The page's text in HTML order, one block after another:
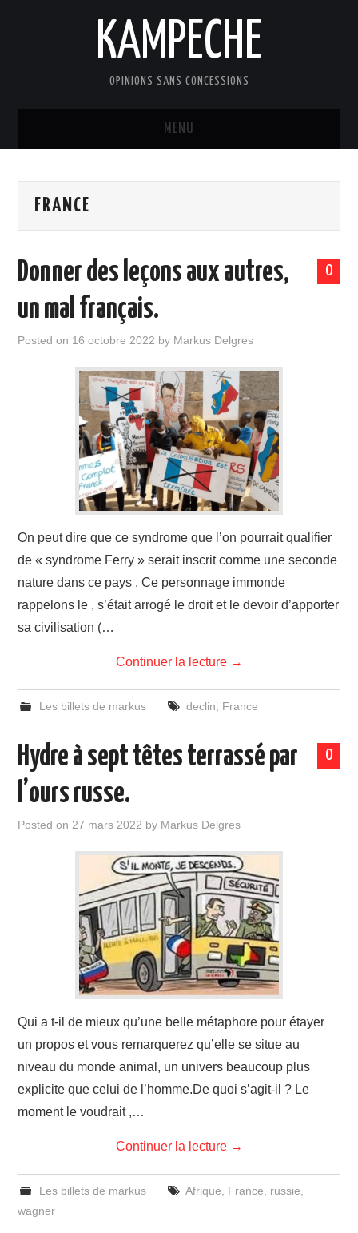
KAMPECHE
OPINIONS SANS CONCESSIONS
MENU
DOSSIERS
FRANCE
0
Donner des leçons aux autres,
un mal français.
Posted on 16 octobre 2022 by Markus Delgres
On peut dire que ce syndrome que l’on pourrait qualifier
de « syndrome Ferry » serait inscrit comme une seconde
nature dans ce pays . Ce personnage immonde
rappelons le , s’était arrogé le droit et le devoir d’apporter
sa civilisation (…
Continuer la lecture →
Les billets de markus declin France
0
Hydre à sept têtes terrassé par
l’ours russe.
Posted on 27 mars 2022 by Markus Delgres
Qui a t-il de mieux qu’une belle métaphore pour étayer
un propos et vous remarquerez qu’elle se situe au
niveau du monde animal, un univers beaucoup plus
explicite que celui de l’homme.De quoi s’agit-il ? Le
moment le voudrait ,…
Continuer la lecture →
Les billets de markus Afrique France russie
wagner